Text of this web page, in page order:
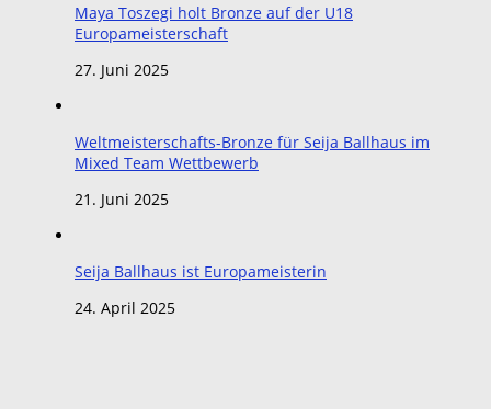
Maya Toszegi holt Bronze auf der U18
Europameisterschaft
27. Juni 2025
Weltmeisterschafts-Bronze für Seija Ballhaus im
Mixed Team Wettbewerb
21. Juni 2025
Seija Ballhaus ist Europameisterin
24. April 2025